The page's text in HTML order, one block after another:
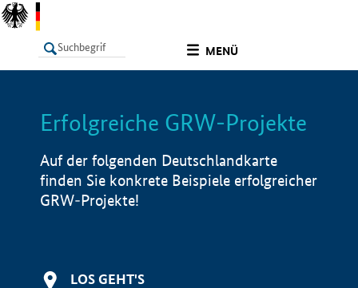
MENÜ
LISTE Info
Erfolgreiche GRW-Projekte
Auf der folgenden Deutschlandkarte
finden Sie konkrete Beispiele erfolgreicher
GRW-Projekte!
LOS GEHT'S